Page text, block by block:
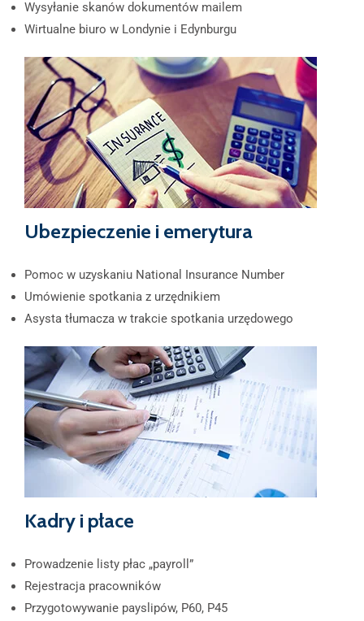
Wysyłanie skanów dokumentów mailem
Wirtualne biuro w Londynie i Edynburgu
Ubezpieczenie i emerytura
Pomoc w uzyskaniu National Insurance Number
Umówienie spotkania z urzędnikiem
Asysta tłumacza w trakcie spotkania urzędowego
Kadry i płace
Prowadzenie listy płac „payroll”
Rejestracja pracowników
Przygotowywanie payslipów, P60, P45